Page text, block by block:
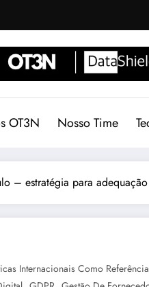
OT3N Nosso Time
– estratégia para
Internacionais Como